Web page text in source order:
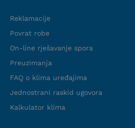
Reklamacije
Povrat robe
On-line rješavanje spora
Preuzimanja
FAQ o klima uređajima
Jednostrani raskid ugovora
Kalkulator klima